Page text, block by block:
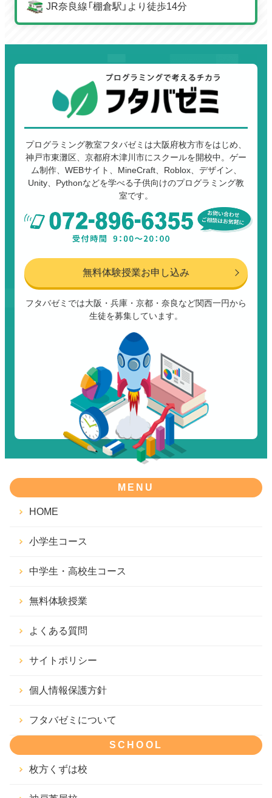
JR奈良線「棚倉駅」より徒歩14分
プログラミング教室フタバゼミは大阪府枚方市をはじめ、
神戸市東灘区、京都府木津川市にスクールを開校中。ゲー
ム制作、WEBサイト、MineCraft、Roblox、デザイン、
Unity、Pythonなどを学べる子供向けのプログラミング教
室です。
無料体験授業お申し込み
フタバゼミでは大阪・兵庫・京都・奈良など関西一円から
生徒を募集しています。
MENU
HOME
小学生コース
中学生・高校生コース
無料体験授業
よくある質問
サイトポリシー
個人情報保護方針
フタバゼミについて
SCHOOL
枚方くずは校